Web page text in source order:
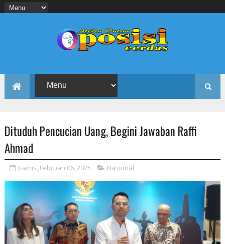
Dituduh Pencucian Uang, Begini Jawaban Raffi
Ahmad
Kamis, Februari 06, 2025 Nasional